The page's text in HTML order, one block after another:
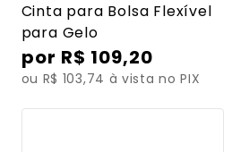
Cinta para Bolsa Flexível
para Gelo
R$ 109,20
ou R$ 103,74 à vista no PIX